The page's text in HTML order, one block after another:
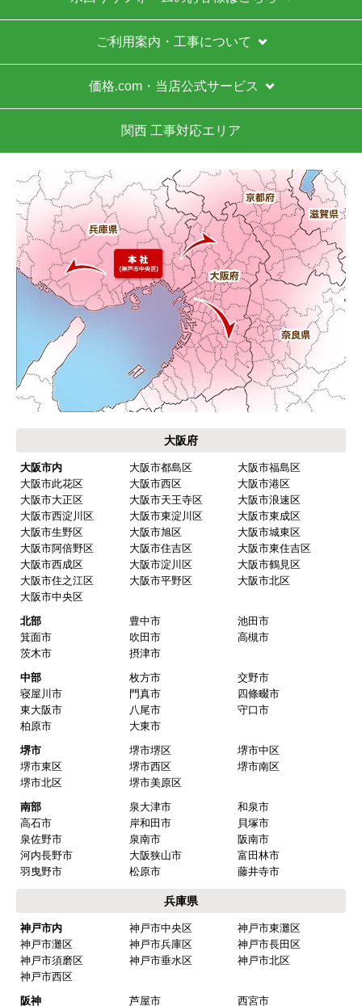
ご利用案内・工事について
価格.com・当店公式サービス
関西 工事対応エリア
大阪府
大阪市内 大阪市都島区
大阪市福島区
大阪市此花区
大阪市西区
大阪市港区
大阪市大正区
大阪市天王寺区
大阪市浪速区
大阪市西淀川区
大阪市東淀川区
大阪市東成区
大阪市生野区
大阪市旭区
大阪市城東区
大阪市阿倍野区
大阪市住吉区
大阪市東住吉区
大阪市西成区
大阪市淀川区
大阪市鶴見区
大阪市住之江区
大阪市平野区
大阪市北区
大阪市中央区
北部
豊中市
池田市
箕面市
吹田市
高槻市
茨木市
摂津市
中部
枚方市
交野市
寝屋川市
門真市
四條畷市
東大阪市
八尾市
守口市
柏原市
大東市
堺市
堺市堺区
堺市中区
堺市東区
堺市西区
堺市南区
堺市北区
堺市美原区
南部
泉大津市
和泉市
高石市
岸和田市
貝塚市
泉佐野市
泉南市
阪南市
河内長野市
大阪狭山市
富田林市
羽曳野市
松原市 藤井寺市
兵庫県
神戸市内 神戸市中央区
神戸市東灘区
神戸市灘区
神戸市兵庫区
神戸市長田区
神戸市須磨区
神戸市垂水区
神戸市北区
神戸市西区
阪神
芦屋市
西宮市